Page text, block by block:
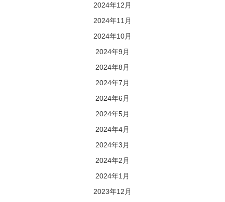
2024年12月
2024年11月
2024年10月
2024年9月
2024年8月
2024年7月
2024年6月
2024年5月
2024年4月
2024年3月
2024年2月
2024年1月
2023年12月